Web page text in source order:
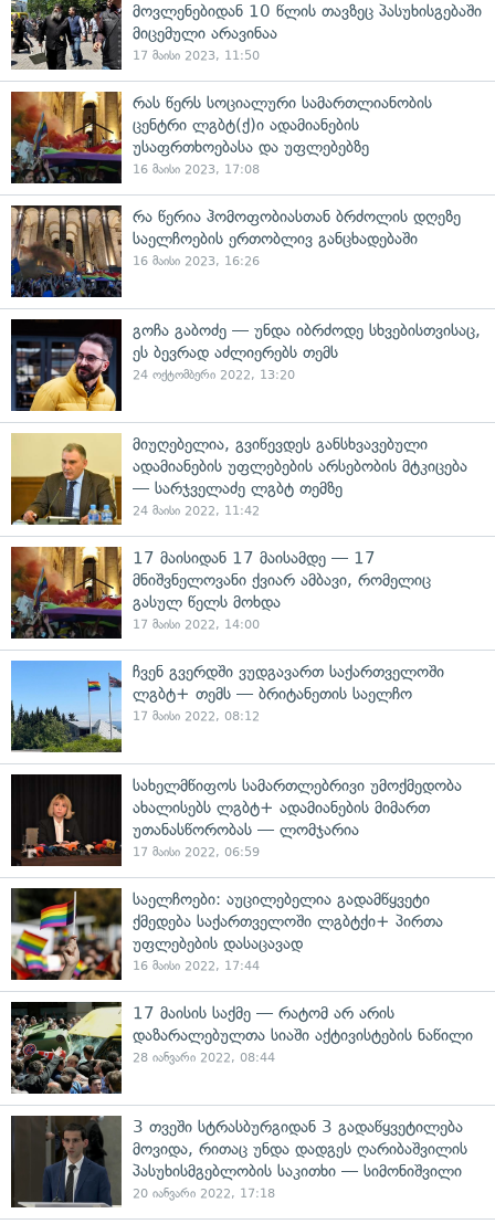
მოვლენებიდან 10 წლის თავზეც პასუხისგებაში
მიცემული არავინაა
17 მაისი 2023, 11:50
რას წერს სოციალური სამართლიანობის
ცენტრი ლგბტ(ქ)ი ადამიანების
უსაფრთხოებასა და უფლებებზე
16 მაისი 2023, 17:08
რა წერია ჰომოფობიასთან ბრძოლის დღეზე
საელჩოების ერთობლივ განცხადებაში
16 მაისი 2023, 16:26
გოჩა გაბოძე — უნდა იბრძოდე სხვებისთვისაც,
ეს ბევრად აძლიერებს თემს
24 ოქტომბერი 2022, 13:20
მიუღებელია, გვიწევდეს განსხვავებული
ადამიანების უფლებების არსებობის მტკიცება
— სარჯველაძე ლგბტ თემზე
24 მაისი 2022, 11:42
17 მაისიდან 17 მაისამდე — 17
მნიშვნელოვანი ქვიარ ამბავი, რომელიც
გასულ წელს მოხდა
17 მაისი 2022, 14:00
ჩვენ გვერდში ვუდგავართ საქართველოში
ლგბტ+ თემს — ბრიტანეთის საელჩო
17 მაისი 2022, 08:12
სახელმწიფოს სამართლებრივი უმოქმედობა
ახალისებს ლგბტ+ ადამიანების მიმართ
უთანასწორობას — ლომჯარია
17 მაისი 2022, 06:59
საელჩოები: აუცილებელია გადამწყვეტი
ქმედება საქართველოში ლგბტქი+ პირთა
უფლებების დასაცავად
16 მაისი 2022, 17:44
17 მაისის საქმე — რატომ არ არის
დაზარალებულთა სიაში აქტივისტების ნაწილი
28 იანვარი 2022, 08:44
3 თვეში სტრასბურგიდან 3 გადაწყვეტილება
მოვიდა, რითაც უნდა დადგეს ღარიბაშვილის
პასუხისმგებლობის საკითხი — სიმონიშვილი
20 იანვარი 2022, 17:18